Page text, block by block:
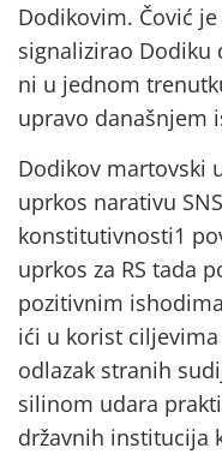
Dodikovim. Čović
signalizirao Dodiku
ni u jednom
upravo današnjem
Dodikov martovski
uprkos narativu
konstitutivnosti1
uprkos za RS tada
pozitivnim
ići u korist ciljevima
odlazak stranih
silinom udara
državnih institucija